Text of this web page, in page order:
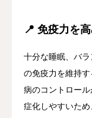
📍 免疫力を
十分な睡眠、バ
の免疫力を維持
病のコントロー
症化しやすいため